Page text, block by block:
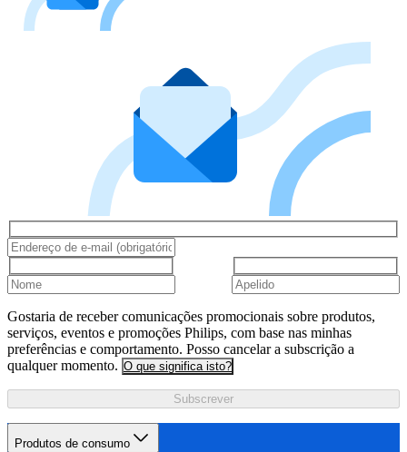
Gostaria de receber comunicações promocionais sobre produtos,
serviços, eventos e promoções Philips, com base nas minhas
preferências e comportamento. Posso cancelar a subscrição a
qualquer momento. O que significa isto?
Subscrever
Produtos de consumo